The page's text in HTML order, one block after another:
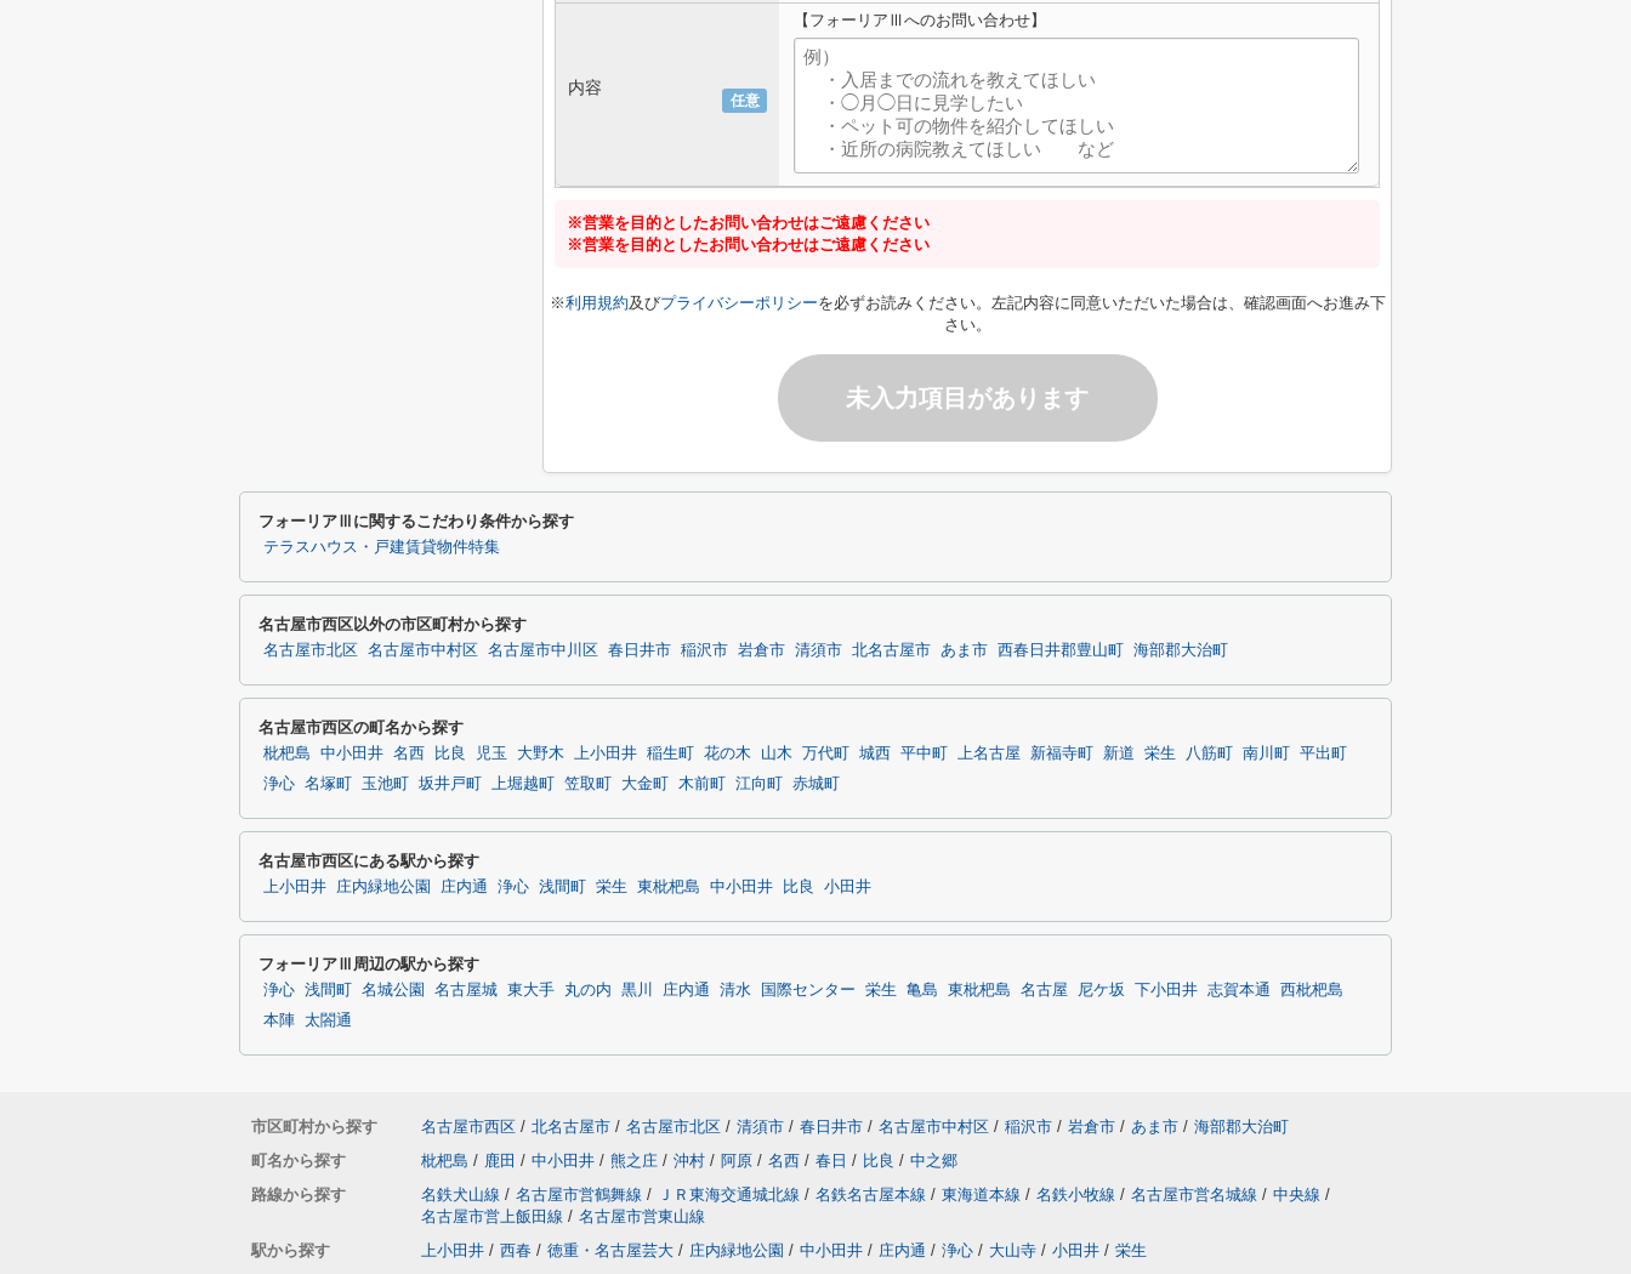
任意
内容
【フォーリアⅢへのお問い合わせ】
※営業を目的としたお問い合わせはご遠慮ください
※営業を目的としたお問い合わせはご遠慮ください
※利用規約及びプライバシーポリシーを必ずお読みください。左記内容に同意いただいた場合は、確認画面へお進み下
さい。
未入力項目があります
フォーリアⅢに関するこだわり条件から探す
テラスハウス・戸建賃貸物件特集
名古屋市西区以外の市区町村から探す
名古屋市北区 名古屋市中村区 名古屋市中川区 春日井市 稲沢市 岩倉市 清須市 北名古屋市 あま市 西春日井郡豊山町 海部郡大治町
名古屋市西区の町名から探す
枇杷島 中小田井 名西 比良 児玉 大野木 上小田井 稲生町 花の木 山木 万代町 城西 平中町 上名古屋 新福寺町 新道 栄生 八筋町 南川町
平出町
浄心 名塚町 玉池町 坂井戸町 上堀越町 笠取町 大金町 木前町 江向町 赤城町
名古屋市西区にある駅から探す
上小田井 庄内緑地公園 庄内通 浄心 浅間町 栄生 東枇杷島 中小田井 比良 小田井
フォーリアⅢ周辺の駅から探す
浄心 浅間町 名城公園 名古屋城 東大手 丸の内 黒川 庄内通 清水 国際センター 栄生 亀島 東枇杷島 名古屋 尼ケ坂 下小田井 志賀本通
西枇杷島
本陣 太閤通
市区町村から探す 名古屋市西区 / 北名古屋市 / 名古屋市北区 / 清須市 / 春日井市 / 名古屋市中村区 / 稲沢市 / 岩倉市 / あま市 / 海部郡大治町
町名から探す
枇杷島 / 鹿田 / 中小田井 / 熊之庄 / 沖村 / 阿原 / 名西 / 春日 / 比良 / 中之郷
路線から探す
名鉄犬山線 / 名古屋市営鶴舞線 / ＪＲ東海交通城北線 / 名鉄名古屋本線 / 東海道本線 / 名鉄小牧線 / 名古屋市営名城線 / 中央線 /
名古屋市営上飯田線 / 名古屋市営東山線
駅から探す
上小田井 / 西春 / 徳重・名古屋芸大 / 庄内緑地公園 / 中小田井 / 庄内通 / 浄心 / 大山寺 / 小田井 / 栄生